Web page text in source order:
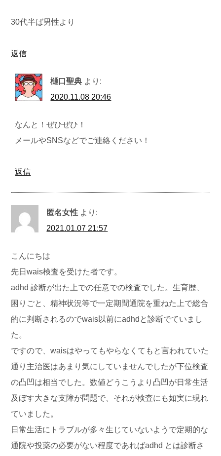
30代半ば男性より
返信
樋口聖典 より:
2020.11.08 20:46
なんと！ぜひぜひ！
メールやSNSなどでご連絡ください！
返信
匿名女性 より:
2021.01.07 21:57
こんにちは
先日wais検査を受けた者です。
adhd 診断が出た上での任意での検査でした。生育歴、
困りごと、精神状況等で一定期間通院を重ねた上で総合
的に判断されるのでwais以前にadhdと診断でていまし
た。
ですので、waisはやってもやらなくてもと言われていた
通り主治医はあまり気にしていませんでしたが下位検査
の凸凹は相当でした。数値どうこうより凸凹が日常生活
及ぼす大きな支障が問題で、それが検査にも如実に現れ
ていました。
日常生活にトラブルが多々生じていないようで定期的な
通院や投薬の必要がない程度であればadhd とは診断さ